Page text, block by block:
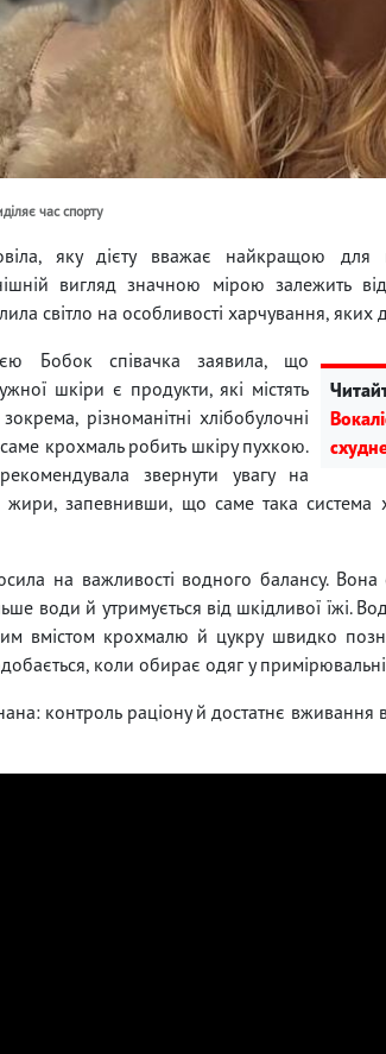
час спорту
яку дієту вважає найкращою для
вигляд значною мірою залежить
світло на особливості харчування, яких
Бобок співачка заявила, що
шкіри є продукти, які містять
різноманітні хлібобулочні
крохмаль робить шкіру пухкою.
звернути увагу на
жири, запевнивши, що саме така
на важливості водного балансу. Вона
води й утримується від шкідливої їжі.
вмістом крохмалю й цукру швидко
коли обирає одяг у
контроль раціону й достатнє вживання